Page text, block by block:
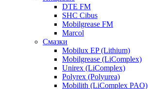
DTE FM
SHC Cibus
Mobilgrease FM
Marcol
Смазки
Mobilux EP (Lithium)
Mobilgrease (LiComplex)
Unirex (LiComplex)
Polyrex (Polyurea)
Mobilith (LiComplex PAO)